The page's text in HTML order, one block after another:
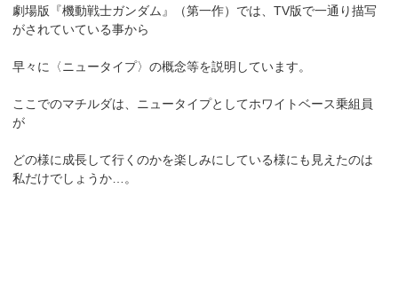
劇場版『機動戦士ガンダム』（第一作）では、TV版で一通り描写
がされていている事から
早々に〈ニュータイプ〉の概念等を説明しています。
ここでのマチルダは、ニュータイプとしてホワイトベース乗組員
が
どの様に成長して行くのかを楽しみにしている様にも見えたのは
私だけでしょうか…。